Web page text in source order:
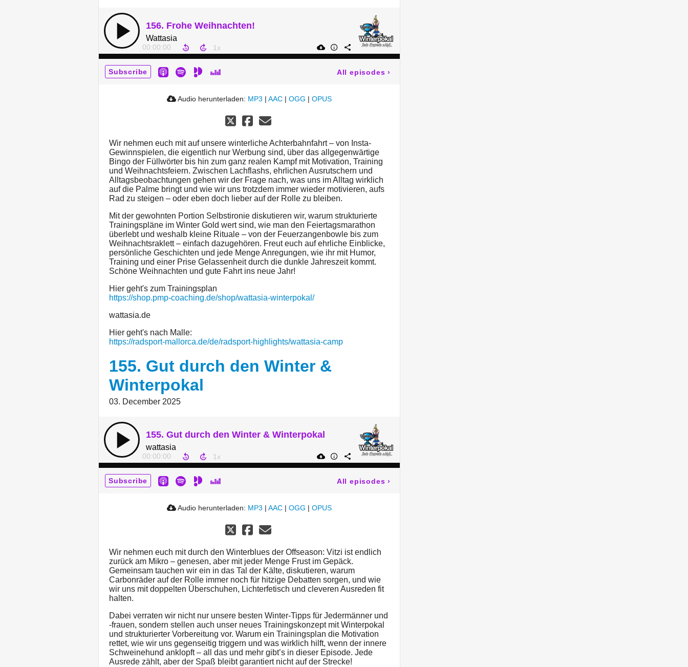
156. Frohe Weihnachten!
Wattasia
00:00:00
Subscribe All episodes ›
Audio herunterladen: MP3 | AAC | OGG | OPUS
Wir nehmen euch mit auf unsere winterliche Achterbahnfahrt – von Insta-
Gewinnspielen, die eigentlich nur Werbung sind, über das allgegenwärtige
Bingo der Füllwörter bis hin zum ganz realen Kampf mit Motivation, Training
und Weihnachtsfeiern. Zwischen Lachflashs, ehrlichen Ausrutschern und
Alltagsbeobachtungen gehen wir der Frage nach, was uns im Alltag wirklich
auf die Palme bringt und wie wir uns trotzdem immer wieder motivieren, aufs
Rad zu steigen – oder eben doch lieber auf der Rolle zu bleiben.
Mit der gewohnten Portion Selbstironie diskutieren wir, warum strukturierte
Trainingspläne im Winter Gold wert sind, wie man den Feiertagsmarathon
überlebt und weshalb kleine Rituale – von der Feuerzangenbowle bis zum
Weihnachtsraklett – einfach dazugehören. Freut euch auf ehrliche Einblicke,
persönliche Geschichten und jede Menge Anregungen, wie ihr mit Humor,
Training und einer Prise Gelassenheit durch die dunkle Jahreszeit kommt.
Schöne Weihnachten und gute Fahrt ins neue Jahr!
Hier geht's zum Trainingsplan
https://shop.pmp-coaching.de/shop/wattasia-winterpokal/
wattasia.de
Hier geht's nach Malle:
https://radsport-mallorca.de/de/radsport-highlights/wattasia-camp
155. Gut durch den Winter &
Winterpokal
03. December 2025
155. Gut durch den Winter & Winterpokal
wattasia
00:00:00
Subscribe All episodes ›
Audio herunterladen: MP3 | AAC | OGG | OPUS
Wir nehmen euch mit durch den Winterblues der Offseason: Vitzi ist endlich
zurück am Mikro – genesen, aber mit jeder Menge Frust im Gepäck.
Gemeinsam tauchen wir ein in das Tal der Kälte, diskutieren, warum
Carbonräder auf der Rolle immer noch für hitzige Debatten sorgen, und wie
wir uns mit doppelten Überschuhen, Lichterfetisch und cleveren Ausreden fit
halten.
Dabei verraten wir nicht nur unsere besten Winter-Tipps für Jedermänner und
-frauen, sondern stellen auch unser neues Trainingskonzept mit Winterpokal
und strukturierter Vorbereitung vor. Warum ein Trainingsplan die Motivation
rettet, wie wir uns gegenseitig triggern und was wirklich hilft, wenn der innere
Schweinehund anklopft – all das und mehr gibt’s in dieser Episode. Jede
Ausrede zählt, aber der Spaß bleibt garantiert nicht auf der Strecke!